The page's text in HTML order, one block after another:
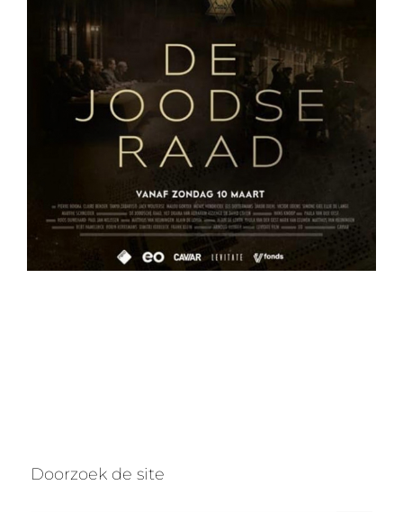
Doorzoek de site